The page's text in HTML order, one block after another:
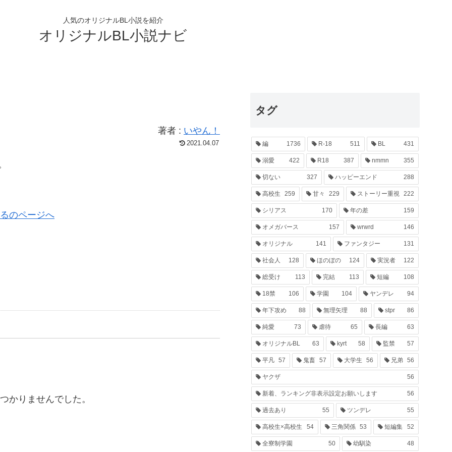
人気のオリジナルBL小説を紹介
オリジナルBL小説ナビ
著者 : いやん！
2021.04.07
のページへ
かりませんでした。
タグ
編 1736 R-18 511 BL 431
溺愛 422 R18 387 nmmn 355
切ない 327 ハッピーエンド 288
高校生 259 甘々 229 ストーリー重視 222
シリアス 170 年の差 159
オメガバース 157 wrwrd 146
オリジナル 141 ファンタジー 131
社会人 128 ほのぼの 124 実況者 122
総受け 113 完結 113 短編 108
18禁 106 学園 104 ヤンデレ 94
年下攻め 88 無理矢理 88 stpr 86
純愛 73 虐待 65 長編 63
オリジナルBL 63 kyrt 58 監禁 57
平凡 57 鬼畜 57 大学生 56 兄弟 56
ヤクザ 56
新着、ランキング非表示設定お願いします 56
過去あり 55 ツンデレ 55
高校生×高校生 54 三角関係 53 短編集 52
全寮制学園 50 幼馴染 48